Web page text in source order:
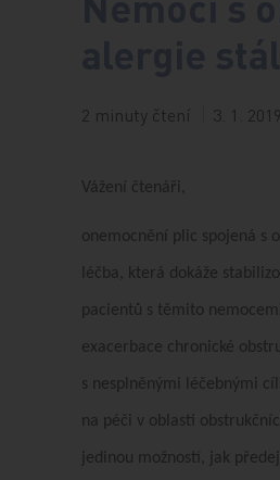
2 minuty čtení 3. 1. 2019
Vážení čtenáři,
onemocnění plic spojená s
léčba, která dokáže
pacientů s těmito
exacerbace chronické
s nesplněnými léčebnými
na péči v oblasti
jedinou možností, jak